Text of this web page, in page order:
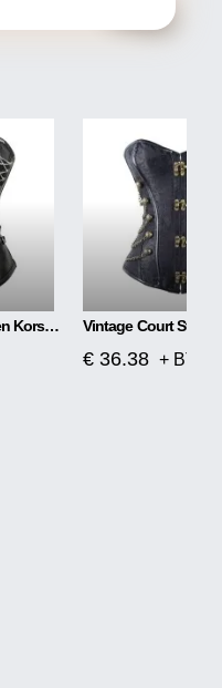
Gothic Lederen Stalen Korset Met Ritssluiting
€ 36.38 + BTW*